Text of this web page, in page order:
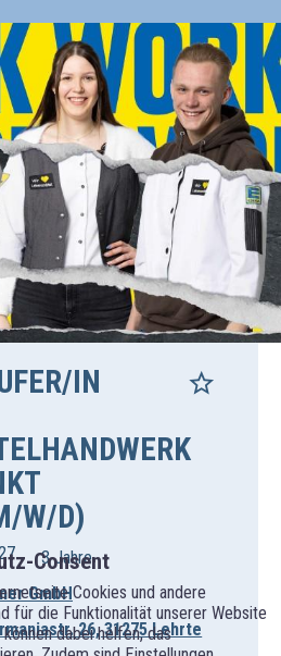
Consent
Cookies und andere
für die Funktionalität unserer Website
dabei helfen, das
IN
W/D)
3 Jahre
GmbH
26, 31275 Lehrte